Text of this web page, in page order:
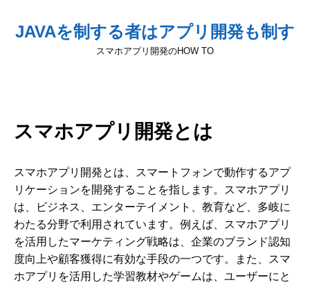
JAVAを制する者はアプリ開発も制す
スマホアプリ開発のHOW TO
スマホアプリ開発とは
スマホアプリ開発とは、スマートフォンで動作するアプ
リケーションを開発することを指します。スマホアプリ
は、ビジネス、エンターテイメント、教育など、多岐に
わたる分野で利用されています。例えば、スマホアプリ
を活用したマーケティング戦略は、企業のブランド認知
度向上や顧客獲得に有効な手段の一つです。また、スマ
ホアプリを活用した学習教材やゲームは、ユーザーにと